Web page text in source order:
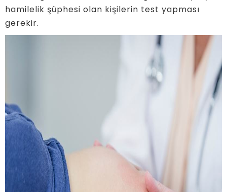
hamilelik şüphesi olan kişilerin test yapması
gerekir.